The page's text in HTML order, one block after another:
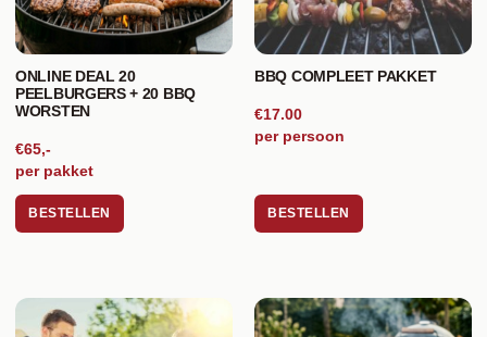
ONLINE DEAL 20
PEELBURGERS + 20 BBQ
WORSTEN
€65,-
per pakket
BESTELLEN
BBQ COMPLEET PAKKET
€17.00
per persoon
BESTELLEN